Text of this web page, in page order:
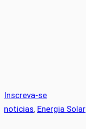
Inscreva-se
noticias, Energia Solar